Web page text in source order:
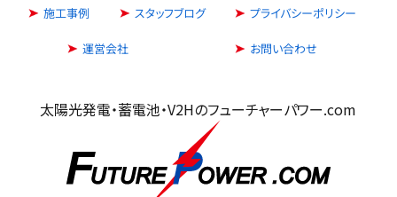
施工事例 スタッフブログ プライバシーポリシー
運営会社 お問い合わせ
太陽光発電・蓄電池・V2Hのフューチャーパワー.com